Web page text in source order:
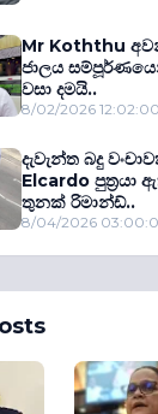
Mr Koththu
ජාලය
වසා දමයි..
8/02/2026
දැවැන්ත බදු
Elcardo පුත‍්‍රයා
තුනක් රිමාන්ඩ්..
8/04/2026